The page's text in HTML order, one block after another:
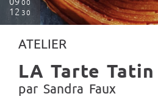
00
12 30
ATELIER
LA Tarte Tatin
par Sandra Faux